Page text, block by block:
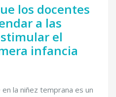
los docentes
a las
el
infancia
la niñez temprana es un